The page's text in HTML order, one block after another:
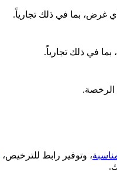
غرض، بما في ذلك تجارياً.
في ذلك تجارياً.
الرخصة.
، وتوفير رابط للترخيص،